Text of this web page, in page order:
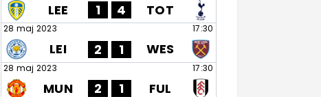
LEE 1 4 TOT
28 maj 2023 17:30
LEI 2 1 WES
28 maj 2023 17:30
MUN 2 1 FUL